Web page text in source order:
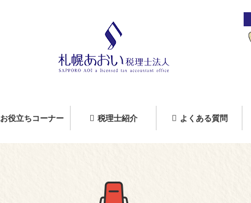
お役立ちコーナー 税理士紹介 よくある質問